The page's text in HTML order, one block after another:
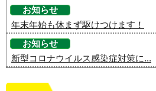
お知らせ
年末年始も休まず駆けつけます！
お知らせ
新型コロナウイルス感染症対策に...